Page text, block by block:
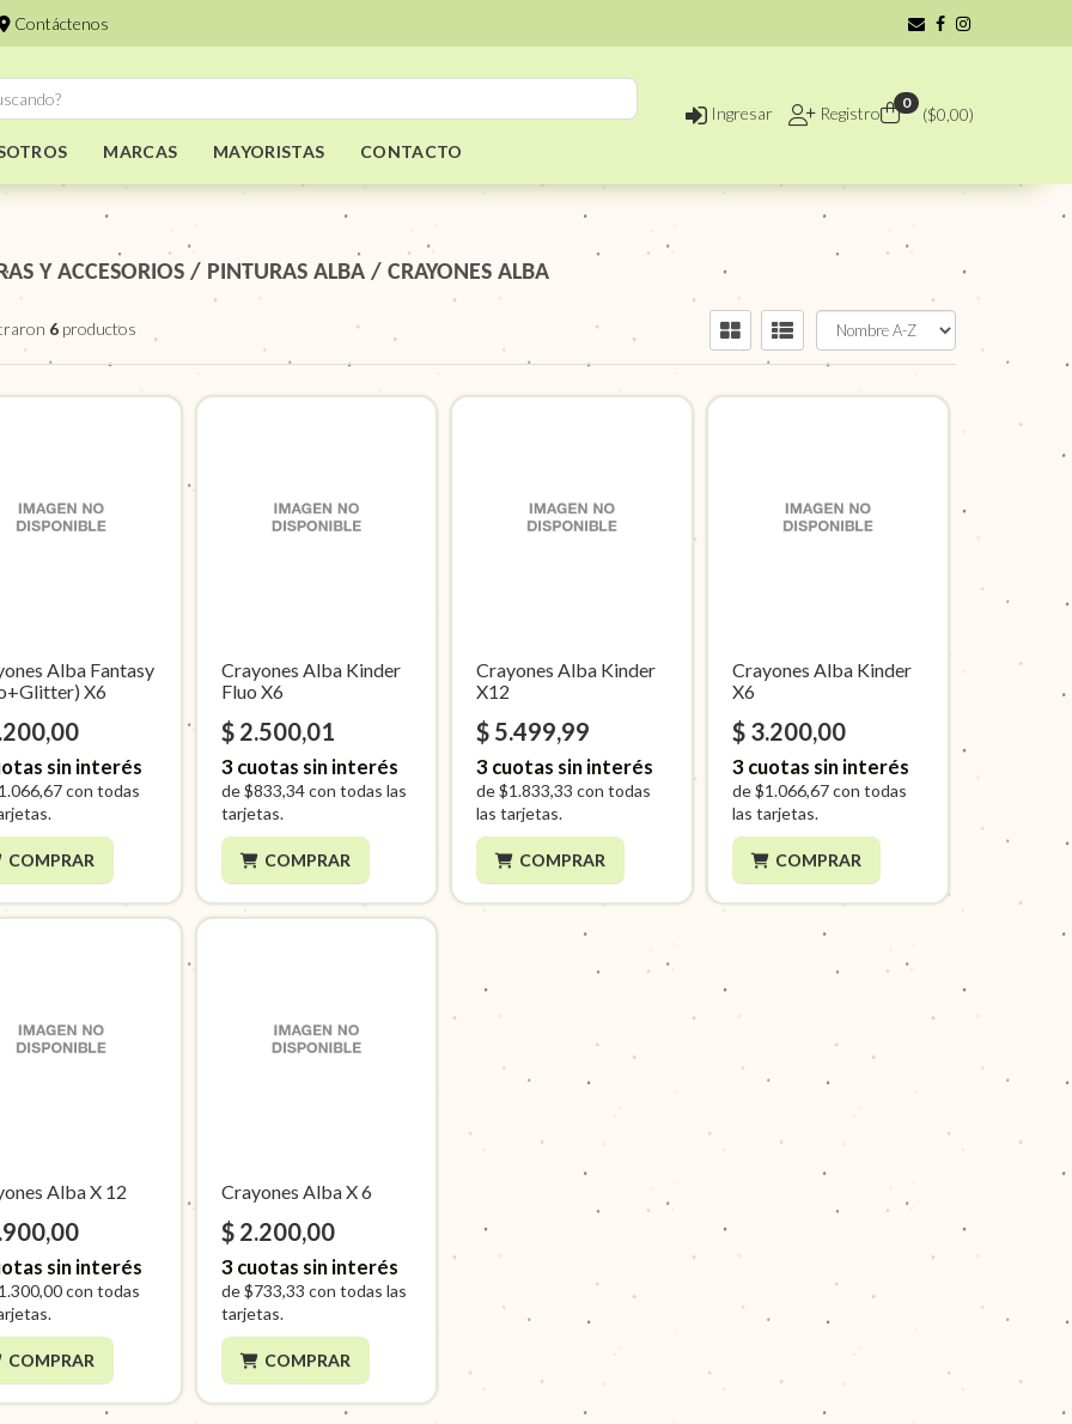
Contáctenos
Ingresar Registro
0
($0,00)
MARCAS MAYORISTAS CONTACTO
Y ACCESORIOS / PINTURAS ALBA /CRAYONES ALBA
6 productos
Alba Fantasy
X6
sin interés
con todas
COMPRAR
Crayones Alba Kinder
Fluo X6
$ 2.500,01
3 cuotas sin interés
de$833,34con todas las
tarjetas.
COMPRAR
Crayones Alba Kinder
X12
$ 5.499,99
3cuotas sin interés
de$1.833,33 con todas
las tarjetas.
COMPRAR
Crayones Alba Kinder
X6
$ 3.200,00
3cuotas sin interés
de$1.066,67con todas
las tarjetas.
COMPRAR
Alba X 12
sin interés
con todas
COMPRAR
Crayones Alba X 6
$ 2.200,00
3 cuotas sin interés
de$733,33 con todas las
tarjetas.
COMPRAR